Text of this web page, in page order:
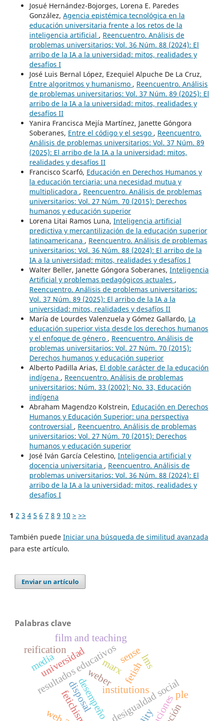
Josué Hernández-Bojorges, Lorena E. Paredes
González, Agencia epistémica tecnológica en la
educación universitaria frente a los retos de la
inteligencia artificial , Reencuentro. Análisis de
problemas universitarios: Vol. 36 Núm. 88 (2024): El
arribo de la IA a la universidad: mitos, realidades y
desafíos I
José Luis Bernal López, Ezequiel Alpuche De La Cruz,
Entre algoritmos y humanismo , Reencuentro. Análisis
de problemas universitarios: Vol. 37 Núm. 89 (2025): El
arribo de la IA a la universidad: mitos, realidades y
desafíos II
Yanira Francisca Mejía Martínez, Janette Góngora
Soberanes, Entre el código y el sesgo , Reencuentro.
Análisis de problemas universitarios: Vol. 37 Núm. 89
(2025): El arribo de la IA a la universidad: mitos,
realidades y desafíos II
Francisco Scarfó, Educación en Derechos Humanos y
la educación terciaria: una necesidad mutua y
multiplicadora , Reencuentro. Análisis de problemas
universitarios: Vol. 27 Núm. 70 (2015): Derechos
humanos y educación superior
Lorena Litai Ramos Luna, Inteligencia artificial
predictiva y mercantilización de la educación superior
latinoamericana , Reencuentro. Análisis de problemas
universitarios: Vol. 36 Núm. 88 (2024): El arribo de la
IA a la universidad: mitos, realidades y desafíos I
Walter Beller, Janette Góngora Soberanes, Inteligencia
Artificial y problemas pedagógicos actuales ,
Reencuentro. Análisis de problemas universitarios:
Vol. 37 Núm. 89 (2025): El arribo de la IA a la
universidad: mitos, realidades y desafíos II
María de Lourdes Valenzuela y Gómez Gallardo, La
educación superior vista desde los derechos humanos
y el enfoque de género , Reencuentro. Análisis de
problemas universitarios: Vol. 27 Núm. 70 (2015):
Derechos humanos y educación superior
Alberto Padilla Arias, El doble carácter de la educación
indígena , Reencuentro. Análisis de problemas
universitarios: Núm. 33 (2002): No. 33, Educación
indígena
Abraham Magendzo Kolstrein, Educación en Derechos
Humanos y Educación Superior: una perspectiva
controversial , Reencuentro. Análisis de problemas
universitarios: Vol. 27 Núm. 70 (2015): Derechos
humanos y educación superior
José Iván García Celestino, Inteligencia artificial y
docencia universitaria , Reencuentro. Análisis de
problemas universitarios: Vol. 36 Núm. 88 (2024): El
arribo de la IA a la universidad: mitos, realidades y
desafíos I
1 2 3 4 5 6 7 8 9 10 > >>
También puede Iniciar una búsqueda de similitud avanzada
para este artículo.
Enviar un artículo
Palabras clave
universidad
fetichismo
resultados educativos
desigualdad social
weber
institutions
fetish
disposal
reification
marx
media
film and teaching
ple
lms
sense